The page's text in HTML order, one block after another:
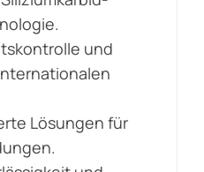
und
Lösungen für